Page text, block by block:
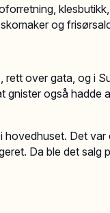
og
over gata, og i
gnister også hadde
Det
Da ble det salg